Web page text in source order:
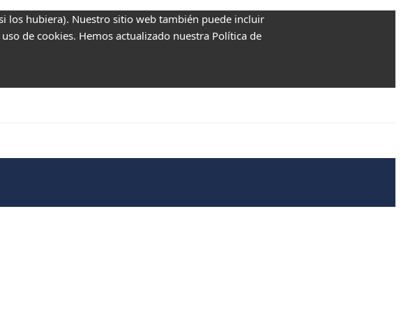
los hubiera). Nuestro sitio web también puede incluir
de cookies. Hemos actualizado nuestra Política de